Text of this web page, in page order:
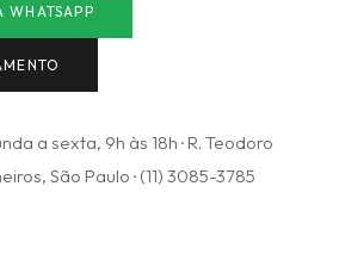
WHATSAPP
a sexta, 9h às 18h · R. Teodoro
São Paulo · (11) 3085-3785